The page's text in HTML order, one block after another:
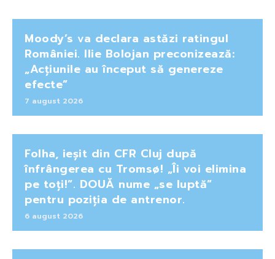
Moody’s va declara astăzi ratingul
României. Ilie Bolojan preconizează:
„Acțiunile au început să genereze
efecte”
7 august 2026
Folha, ieșit din CFR Cluj după
înfrângerea cu Tromsø! „Îi voi elimina
pe toți!”. DOUĂ nume „se luptă”
pentru poziția de antrenor.
6 august 2026